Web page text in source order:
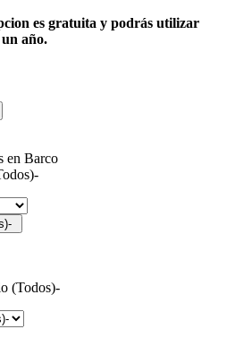
es gratuita y podrás utilizar
año.
en Barco
(Todos)-